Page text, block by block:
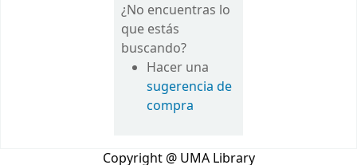
¿No encuentras lo
que estás
buscando?
Hacer una
sugerencia de
compra
Copyright @ UMA Library